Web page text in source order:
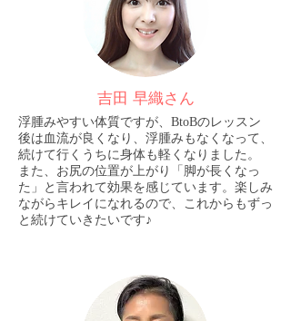
吉田 早織さん
浮腫みやすい体質ですが、BtoBのレッスン
後は血流が良くなり、浮腫みもなくなって、
続けて行くうちに身体も軽くなりました。
また、お尻の位置が上がり「脚が長くなっ
た」と言われて効果を感じています。楽しみ
ながらキレイになれるので、これからもずっ
と続けていきたいです♪